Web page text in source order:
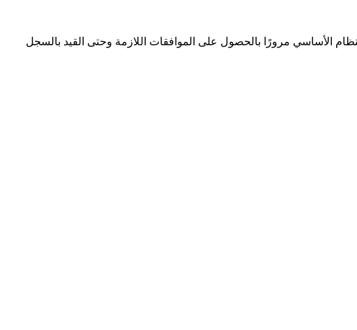
الأساسي مرورًا بالحصول على الموافقات اللازمة وحتى القيد بالسجل